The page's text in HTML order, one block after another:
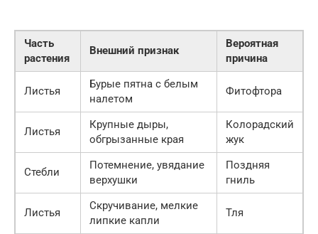
Часть
растения
Внешний признак
Вероятная
причина
Листья
Бурые пятна с белым
налетом
Фитофтора
Листья
Крупные дыры,
обгрызанные края
Колорадский
жук
Стебли
Потемнение, увядание
верхушки
Поздняя
гниль
Листья
Скручивание, мелкие
липкие капли
Тля